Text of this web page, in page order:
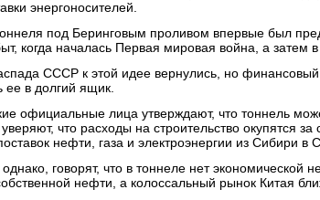
энергоносителей.
под Беринговым проливом впервые был
когда началась Первая мировая война, а затем
СССР к этой идее вернулись, но финансовый
ее в долгий ящик.
официальные лица утверждают, что тоннель
что расходы на строительство окупятся
нефти, газа и электроэнергии из Сибири в
однако, говорят, что в тоннеле нет экономической
нефти, а колоссальный рынок Китая